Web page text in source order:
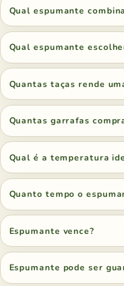
Qual espumante
Qual espumante
Quantas taças rende
Quantas garrafas
Qual é a temperatura
Quanto tempo o
Espumante vence?
Espumante pode ser